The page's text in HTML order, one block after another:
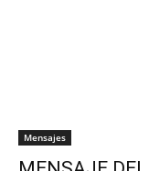
Mensajes